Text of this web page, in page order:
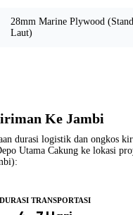
28mm Marine Plywood
Laut)
Ke Jambi
durasi logistik dan ongkos
Utama Cakung ke lokasi
DURASI TRANSPORTASI